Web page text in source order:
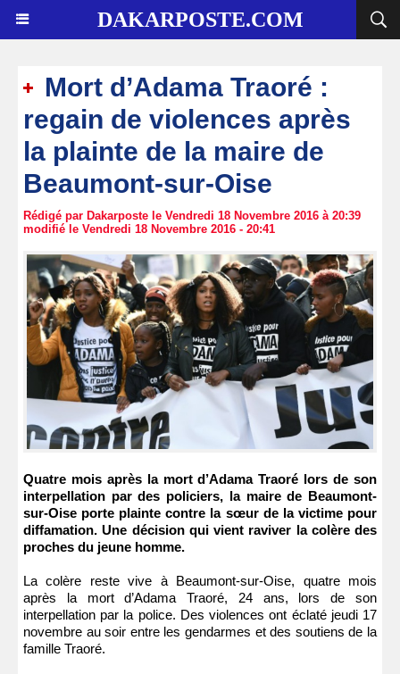
DAKARPOSTE.COM
Mort d’Adama Traoré :
regain de violences après
la plainte de la maire de
Beaumont-sur-Oise
Rédigé par Dakarposte le Vendredi 18 Novembre 2016 à 20:39
modifié le Vendredi 18 Novembre 2016 - 20:41
Quatre mois après la mort d’Adama Traoré lors de son
interpellation par des policiers, la maire de Beaumont-
sur-Oise porte plainte contre la sœur de la victime pour
diffamation. Une décision qui vient raviver la colère des
proches du jeune homme.
La colère reste vive à Beaumont-sur-Oise, quatre mois
après la mort d’Adama Traoré, 24 ans, lors de son
interpellation par la police. Des violences ont éclaté jeudi 17
novembre au soir entre les gendarmes et des soutiens de la
famille Traoré.